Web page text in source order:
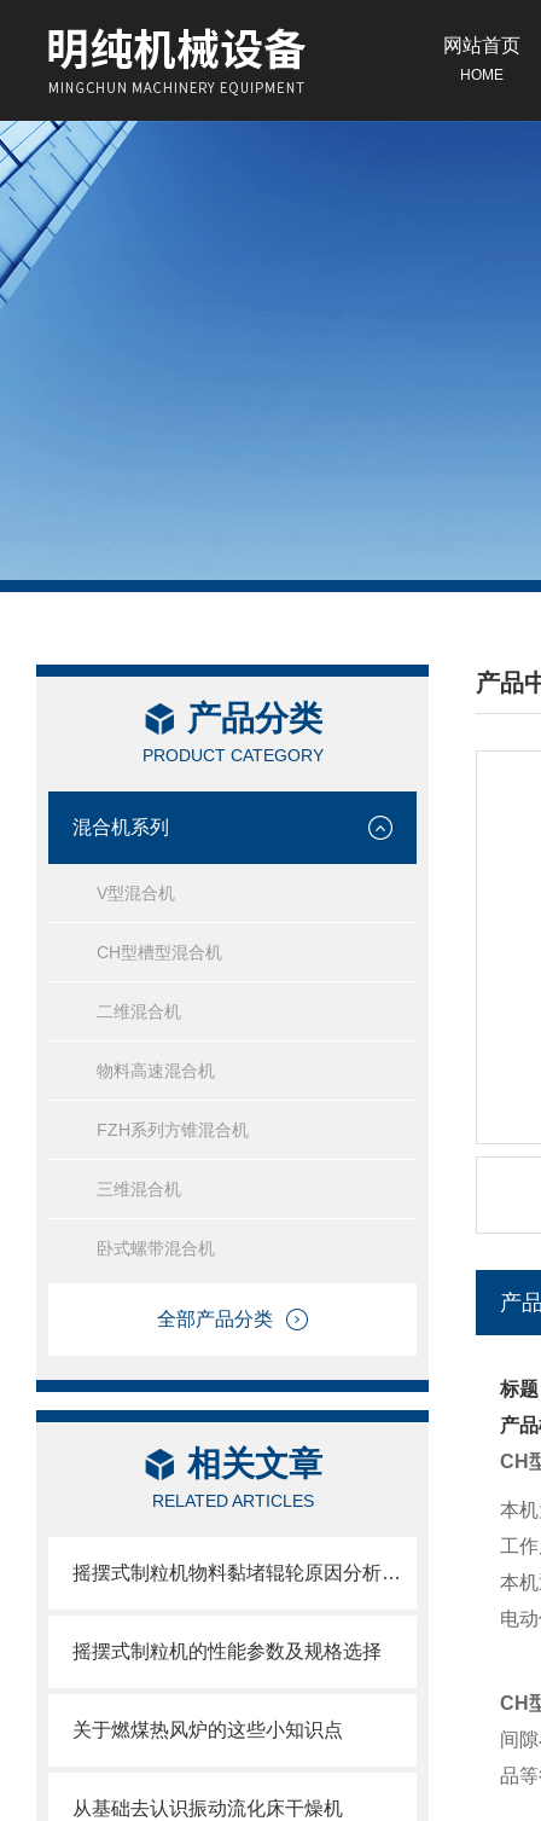
网站首页
HOME
产品分类
PRODUCT CATEGORY
混合机系列
V型混合机
CH型槽型混合机
二维混合机
物料高速混合机
FZH系列方锥混合机
三维混合机
卧式螺带混合机
全部产品分类
相关文章
RELATED ARTICLES
摇摆式制粒机物料黏堵辊轮原因分析及防粘处理技巧
摇摆式制粒机的性能参数及规格选择
关于燃煤热风炉的这些小知识点
从基础去认识振动流化床干燥机
产品
/
产
标
产
CH
本
工
本
电
CH
间
品